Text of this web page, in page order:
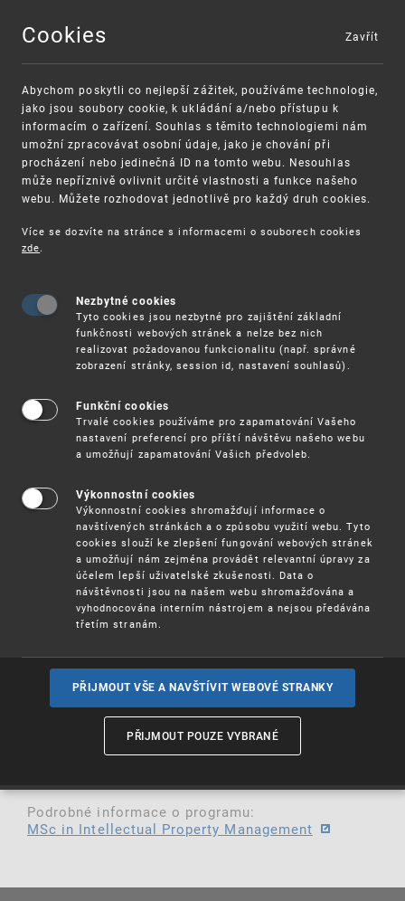
MENU
UPV
Postgraduální studium duševního
vlastnictví v Budapešti (MSc in
Intellectual Property Management)
s Maďarským úřadem pro duševní vlastnictví a
Světovou organizací duševního vlastnictví (WIPO)
na Korvínově univerzitě v Budapešti.
Anglicky vyučovaný magisterský program začíná v
září 2026 a zaměřuje se na rozvoj praktických
dovedností v oblasti ochrany průmyslového
vlastnictví, oceňování, licencování a
komercializace duševního vlastnictví. Program
rovněž posiluje strategické myšlení v oblasti
inovací a managementu technologií.
Účastníci budou úzce spolupracovat s odborníky
prostřednictvím řešení reálných případových
WIPO nabízí omezený počet stipendií. Uchazeči o
studium MSc in Intellectual Property Management
mohou žádat o plné stipendium na úhradu
Podrobné informace o programu:
MSc in Intellectual Property Management
Cookies
Abychom poskytli co nejlepší zážitek, používáme technologie,
jako jsou soubory cookie, k ukládání a/nebo přístupu k
informacím o zařízení. Souhlas s těmito technologiemi nám
umožní zpracovávat osobní údaje, jako je chování při
procházení nebo jedinečná ID na tomto webu. Nesouhlas
může nepříznivě ovlivnit určité vlastnosti a funkce našeho
webu. Můžete rozhodovat jednotlivě pro každý druh cookies.
Více se dozvíte na stránce s informacemi o souborech cookies
zde.
Nezbytné cookies
Tyto cookies jsou nezbytné pro zajištění základní
funkčnosti webových stránek a nelze bez nich
realizovat požadovanou funkcionalitu (např. správné
zobrazení stránky, session id, nastavení souhlasů).
Funkční cookies
Trvalé cookies používáme pro zapamatování Vašeho
nastavení preferencí pro příští návštěvu našeho webu
a umožňují zapamatování Vašich předvoleb.
Výkonnostní cookies
Výkonnostní cookies shromažďují informace o
navštívených stránkách a o způsobu využití webu. Tyto
cookies slouží ke zlepšení fungování webových stránek
a umožňují nám zejména provádět relevantní úpravy za
účelem lepší uživatelské zkušenosti. Data o
návštěvnosti jsou na našem webu shromažďována a
vyhodnocována interním nástrojem a nejsou předávána
třetím stranám.
PŘIJMOUT VŠE A NAVŠTÍVIT WEBOVÉ STRANKY
PŘIJMOUT POUZE VYBRANÉ
Zavřít